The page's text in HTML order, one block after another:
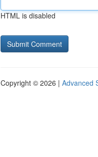
HTML is disabled
Copyright © 2026 | Advanced